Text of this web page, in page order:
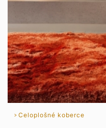
Celoplošné koberce